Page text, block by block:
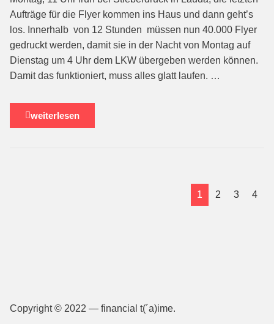
Aufträge für die Flyer kommen ins Haus und dann geht’s
los. Innerhalb von 12 Stunden müssen nun 40.000 Flyer
gedruckt werden, damit sie in der Nacht von Montag auf
Dienstag um 4 Uhr dem LKW übergeben werden können.
Damit das funktioniert, muss alles glatt laufen. …
weiterlesen
1 2 3 4
Copyright © 2022 — financial t(´a)ime.